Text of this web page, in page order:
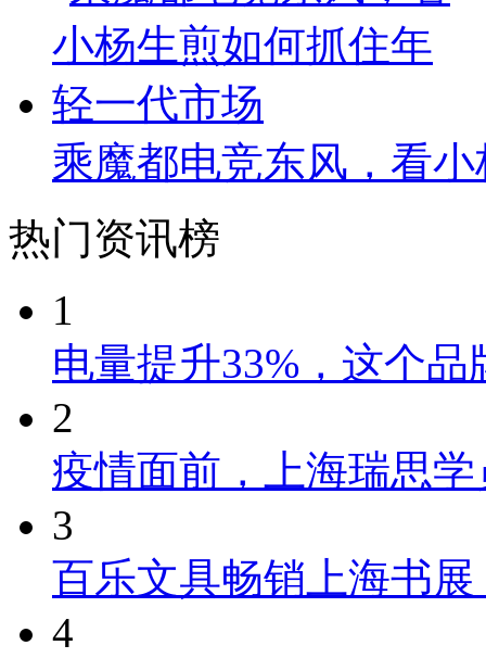
乘魔都电竞东风，看
热门资讯榜
1
电量提升33%，这个
2
疫情面前，上海瑞思
3
百乐文具畅销上海书
4